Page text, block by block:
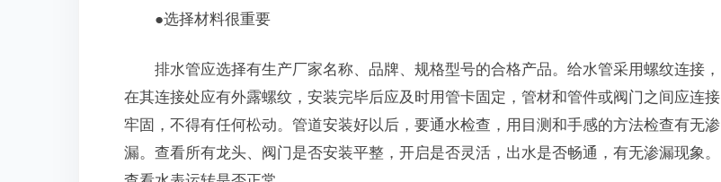
●选择材料很重要
排水管应选择有生产厂家名称、品牌、规格型号的合格产品。给水管采用螺纹连接，
在其连接处应有外露螺纹，安装完毕后应及时用管卡固定，管材和管件或阀门之间应连接
牢固，不得有任何松动。管道安装好以后，要通水检查，用目测和手感的方法检查有无渗
漏。查看所有龙头、阀门是否安装平整，开启是否灵活，出水是否畅通，有无渗漏现象。